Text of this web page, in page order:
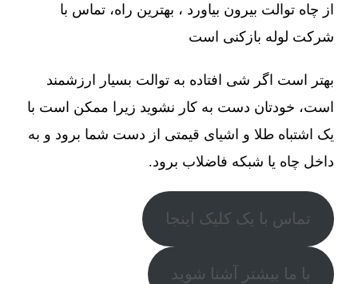
از چاه توالت بیرون بیاورد ، بهترین راه، تماس با
شرکت لوله بازکنی است
بهتر است اگر شی افتاده به توالت بسیار ارزشمند
است، خودتان دست به کار نشوید زیرا ممکن است با
یک اشتباه طلا و اشیای قیمتی از دست شما برود و به
داخل چاه یا شبکه فاضلاب برود.
تماس با یک کلیک اینجا
با ما بیشتر آشنا شوید